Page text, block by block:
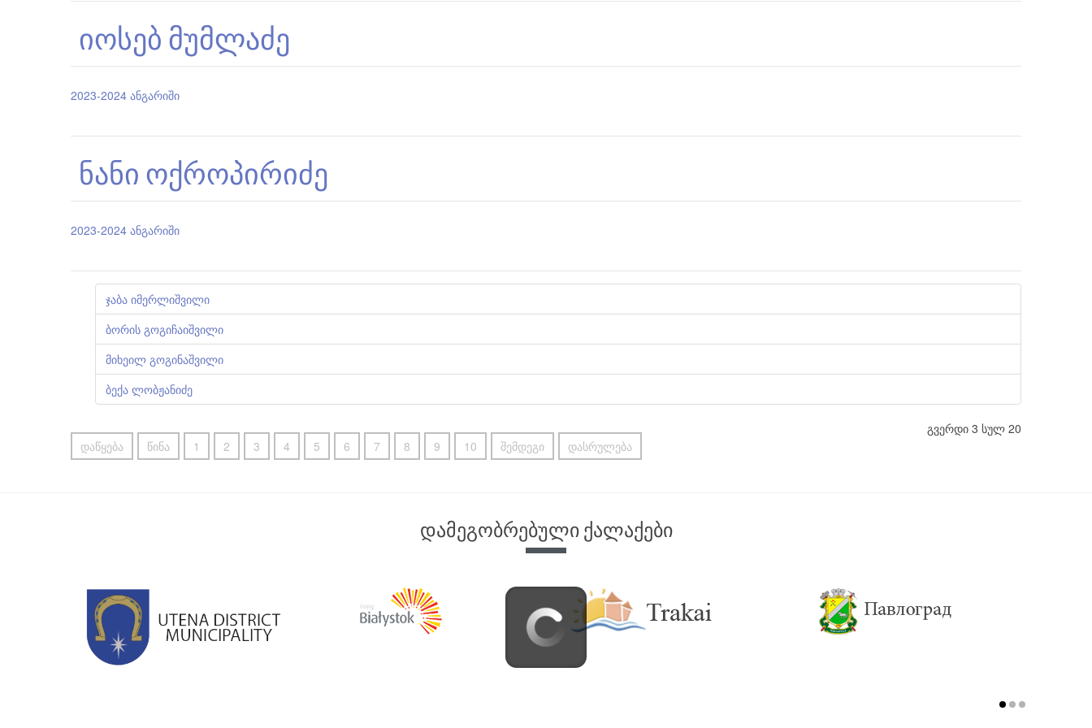
იოსებ მუმლაძე
2023-2024 ანგარიში
ნანი ოქროპირიძე
2023-2024 ანგარიში
ჯაბა იმერლიშვილი
ბორის გოგიჩაიშვილი
მიხეილ გოგინაშვილი
ბექა ლობჟანიძე
გვერდი 3 სულ 20
დაწყება
წინა 1 2 3 4 5 6 7 8 9 10 შემდეგი დასრულება
დამეგობრებული ქალაქები